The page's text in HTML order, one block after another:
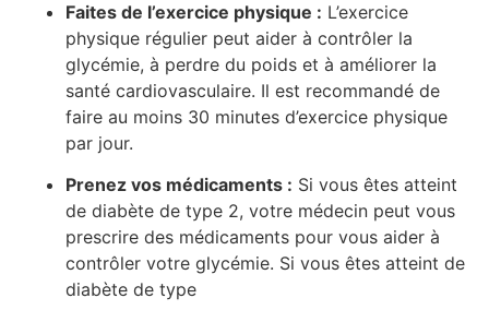
Faites de l’exercice physique : L’exercice
physique régulier peut aider à contrôler la
glycémie, à perdre du poids et à améliorer la
santé cardiovasculaire. Il est recommandé de
faire au moins 30 minutes d’exercice physique
par jour.
Prenez vos médicaments : Si vous êtes atteint
de diabète de type 2, votre médecin peut vous
prescrire des médicaments pour vous aider à
contrôler votre glycémie. Si vous êtes atteint de
diabète de type